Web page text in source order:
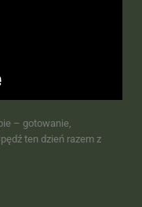
– gotowanie,
ten dzień razem z